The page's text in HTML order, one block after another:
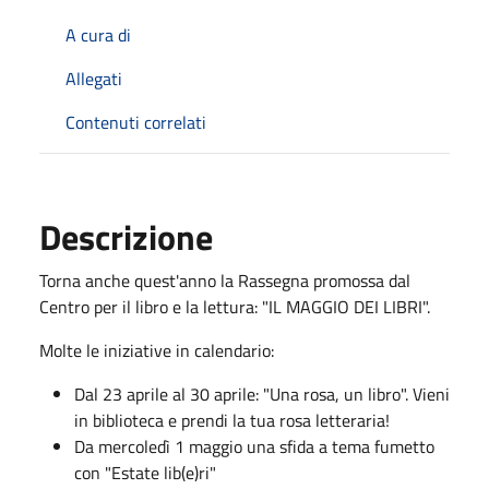
A cura di
Allegati
Contenuti correlati
Descrizione
Torna anche quest'anno la Rassegna promossa dal
Centro per il libro e la lettura: "IL MAGGIO DEI LIBRI".
Molte le iniziative in calendario:
Dal 23 aprile al 30 aprile: "Una rosa, un libro". Vieni
in biblioteca e prendi la tua rosa letteraria!
Da mercoledì 1 maggio una sfida a tema fumetto
con "Estate lib(e)ri"